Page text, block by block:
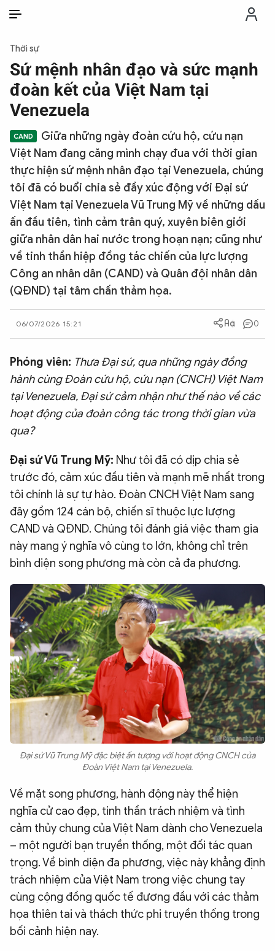
THỜI SỰ
CÔNG AN TRONG LÒNG DÂN
XÃ HỘI
PHÁP LUẬT
CÔNG NGHỆ
QUỐC TẾ
VĂN HÓA - THỂ THAO
BẠN ĐỌC & CAND
ĐA PHƯƠNG TIỆN
eMagazine
Infographic
Chuyên trang An ninh thế giới Văn nghệ Công an
Chuyên đề
Thời sự
Sứ mệnh nhân đạo và sức mạnh
đoàn kết của Việt Nam tại
Venezuela
Giữa những ngày đoàn cứu hộ, cứu nạn
Việt Nam đang căng mình chạy đua với thời gian
thực hiện sứ mệnh nhân đạo tại Venezuela, chúng
tôi đã có buổi chia sẻ đầy xúc động với Đại sứ
Việt Nam tại Venezuela Vũ Trung Mỹ về những dấu
ấn đầu tiên, tình cảm trân quý, xuyên biên giới
giữa nhân dân hai nước trong hoạn nạn; cũng như
về tinh thần hiệp đồng tác chiến của lực lượng
Công an nhân dân (CAND) và Quân đội nhân dân
(QĐND) tại tâm chấn thảm họa.
06/07/2026 15:21 0
Phóng viên: Thưa Đại sứ, qua những ngày đồng
hành cùng Đoàn cứu hộ, cứu nạn (CNCH) Việt Nam
tại Venezuela, Đại sứ cảm nhận như thế nào về các
hoạt động của đoàn công tác trong thời gian vừa
qua?
Đại sứ Vũ Trung Mỹ: Như tôi đã có dịp chia sẻ
trước đó, cảm xúc đầu tiên và mạnh mẽ nhất trong
tôi chính là sự tự hào. Đoàn CNCH Việt Nam sang
đây gồm 124 cán bộ, chiến sĩ thuộc lực lượng
CAND và QĐND. Chúng tôi đánh giá việc tham gia
này mang ý nghĩa vô cùng to lớn, không chỉ trên
bình diện song phương mà còn cả đa phương.
Đại sứ Vũ Trung Mỹ đặc biệt ấn tượng với hoạt động CNCH của
Đoàn Việt Nam tại Venezuela.
Về mặt song phương, hành động này thể hiện
nghĩa cử cao đẹp, tinh thần trách nhiệm và tình
cảm thủy chung của Việt Nam dành cho Venezuela
– một người bạn truyền thống, một đối tác quan
trọng. Về bình diện đa phương, việc này khẳng định
trách nhiệm của Việt Nam trong việc chung tay
cùng cộng đồng quốc tế đương đầu với các thảm
họa thiên tai và thách thức phi truyền thống trong
bối cảnh hiện nay.